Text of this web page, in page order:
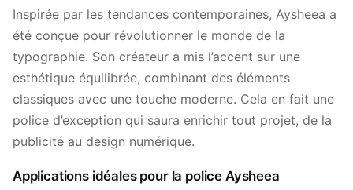
Inspirée par les tendances contemporaines, Aysheea a
été conçue pour révolutionner le monde de la
typographie. Son créateur a mis l’accent sur une
esthétique équilibrée, combinant des éléments
classiques avec une touche moderne. Cela en fait une
police d’exception qui saura enrichir tout projet, de la
publicité au design numérique.
Applications idéales pour la police Aysheea